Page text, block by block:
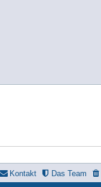
Das Team
Kontakt